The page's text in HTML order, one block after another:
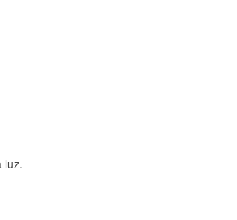
luz.